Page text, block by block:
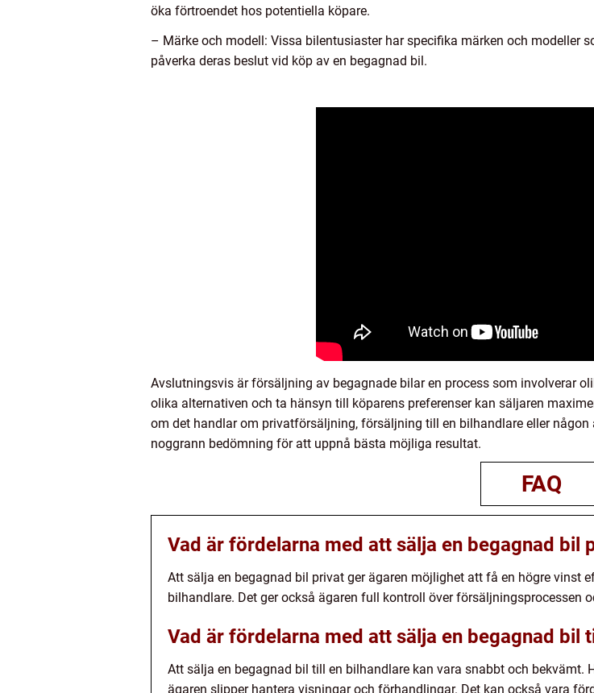
öka förtroendet hos potentiella köpare.
– Märke och modell: Vissa bilentusiaster har specifika märken och modeller
påverka deras beslut vid köp av en begagnad bil.
Avslutningsvis är försäljning av begagnade bilar en process som involverar
olika alternativen och ta hänsyn till köparens preferenser kan säljaren
om det handlar om privatförsäljning, försäljning till en bilhandlare eller
noggrann bedömning för att uppnå bästa möjliga resultat.
FAQ
Vad är fördelarna med att sälja en begagnad bil
Att sälja en begagnad bil privat ger ägaren möjlighet att få en högre vinst
bilhandlare. Det ger också ägaren full kontroll över försäljningsprocessen
Vad är fördelarna med att sälja en begagnad bil
Att sälja en begagnad bil till en bilhandlare kan vara snabbt och
ägaren slipper hantera visningar och förhandlingar. Det kan också vara